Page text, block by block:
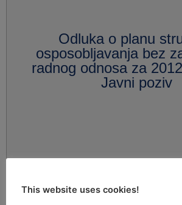
Odluka o planu
osposobljavanja bez
radnog odnosa za
Javni poziv
This website uses cookies!